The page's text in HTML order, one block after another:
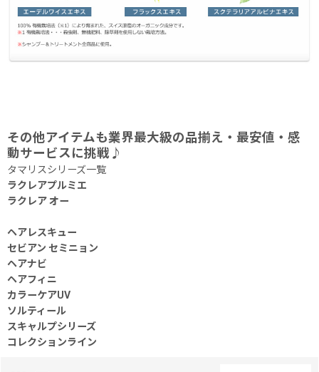
その他アイテムも業界最大級の品揃え・最安値・感
動サービスに挑戦♪
タマリスシリーズ一覧
ラクレアプルミエ
ラクレア オー
ヘアレスキュー
セビアン セミニョン
ヘアナビ
ヘアフィニ
カラーケアUV
ソルティール
スキャルプシリーズ
コレクションライン